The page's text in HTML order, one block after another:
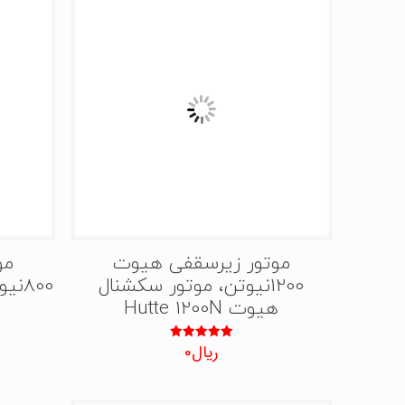
موتور زیرسقفی هیوت
1200نیوتن، موتور سکشنال
هیوت Hutte 1200N
نمره
5.00
ریال0